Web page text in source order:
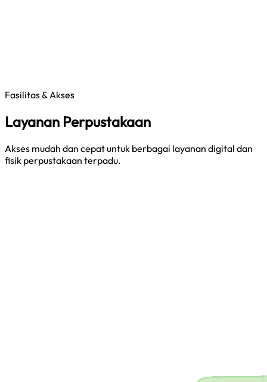
Fasilitas & Akses
Layanan Perpustakaan
Akses mudah dan cepat untuk berbagai layanan digital dan
fisik perpustakaan terpadu.